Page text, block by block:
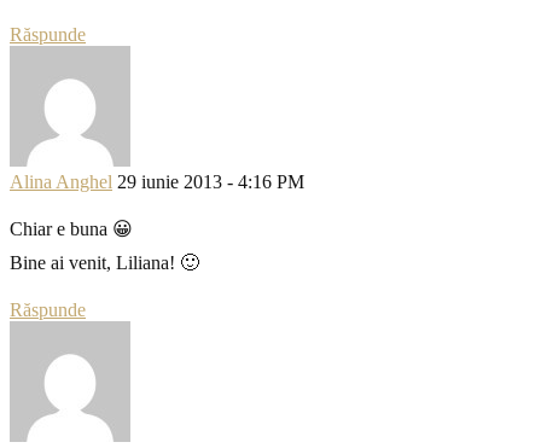
Răspunde
Alina Anghel 29 iunie 2013 - 4:16 PM
Chiar e buna 😀
Bine ai venit, Liliana! 🙂
Răspunde